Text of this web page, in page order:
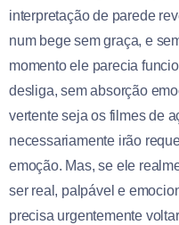
interpretação de parede
num bege sem graça, e
momento ele parecia
desliga, sem absorção
vertente seja os filmes de
necessariamente irão
emoção. Mas, se ele
ser real, palpável e
precisa urgentemente